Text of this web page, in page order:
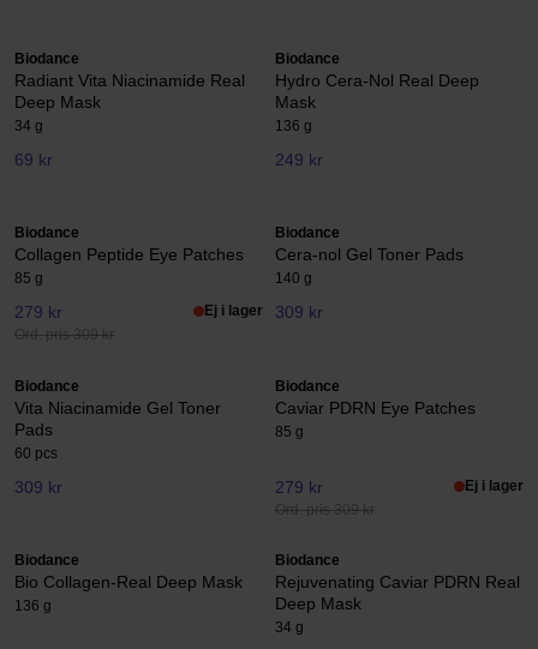
Biodance
Radiant Vita Niacinamide Real
Deep Mask
34 g
69 kr
Biodance
Hydro Cera-Nol Real Deep
Mask
136 g
249 kr
Biodance
Collagen Peptide Eye Patches
85 g
279 kr
Ord. pris 309 kr
Ej i lager
Biodance
Cera-nol Gel Toner Pads
140 g
309 kr
Biodance
Vita Niacinamide Gel Toner
Pads
60 pcs
309 kr
Biodance
Caviar PDRN Eye Patches
85 g
279 kr
Ord. pris 309 kr
Ej i lager
Biodance
Bio Collagen-Real Deep Mask
136 g
Biodance
Rejuvenating Caviar PDRN Real
Deep Mask
34 g